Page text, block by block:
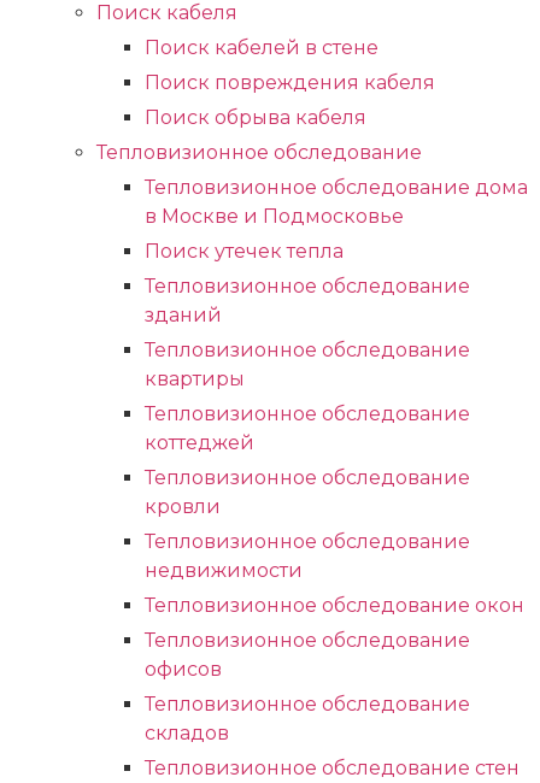
Поиск кабеля
Поиск кабелей в стене
Поиск повреждения кабеля
Поиск обрыва кабеля
Тепловизионное обследование
Тепловизионное обследование дома
в Москве и Подмосковье
Поиск утечек тепла
Тепловизионное обследование
зданий
Тепловизионное обследование
квартиры
Тепловизионное обследование
коттеджей
Тепловизионное обследование
кровли
Тепловизионное обследование
недвижимости
Тепловизионное обследование окон
Тепловизионное обследование
офисов
Тепловизионное обследование
складов
Тепловизионное обследование стен